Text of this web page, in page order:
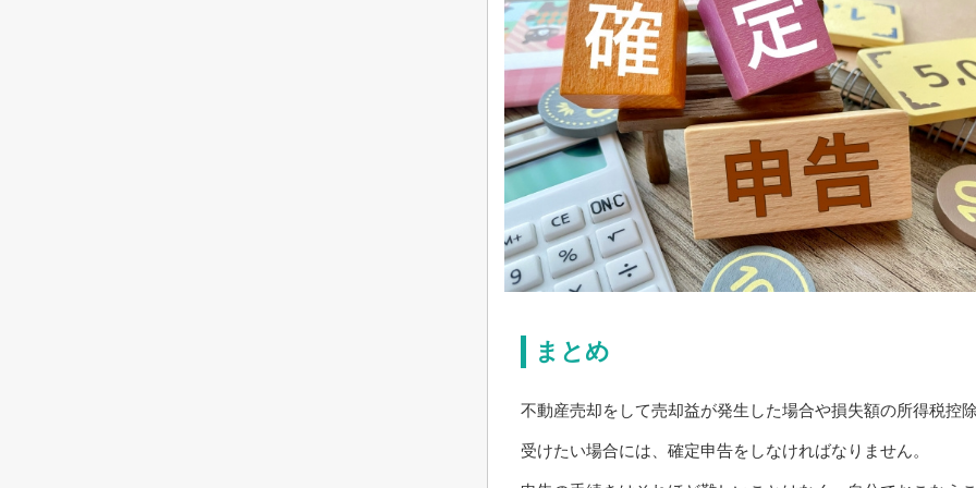
まとめ
不動産売却をして売却益が発生した場合や損失額の所得税控
受けたい場合には、確定申告をしなければなりません。